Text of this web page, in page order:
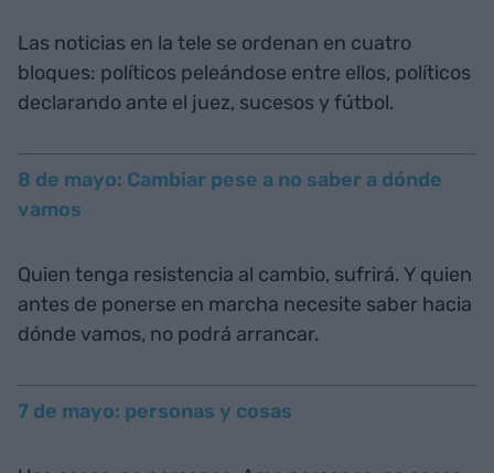
Las noticias en la tele se ordenan en cuatro
bloques: políticos peleándose entre ellos, políticos
declarando ante el juez, sucesos y fútbol.
8 de mayo: Cambiar pese a no saber a dónde
vamos
Quien tenga resistencia al cambio, sufrirá. Y quien
antes de ponerse en marcha necesite saber hacia
dónde vamos, no podrá arrancar.
7 de mayo: personas y cosas